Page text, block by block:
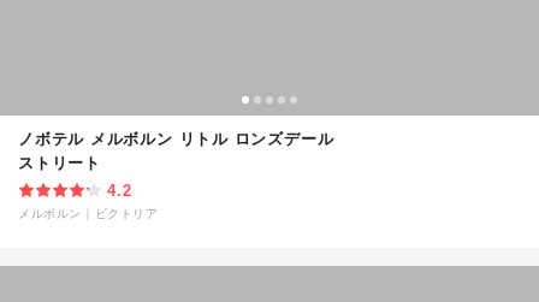
ノボテル メルボルン リトル ロンズデール
ストリート
4.2
メルボルン ビクトリア